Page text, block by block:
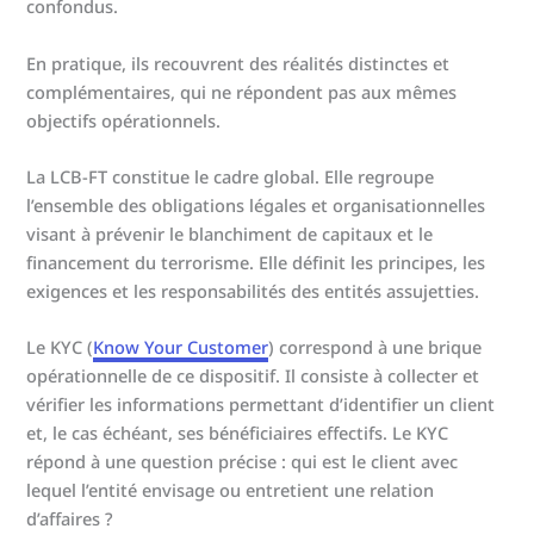
confondus.
En pratique, ils recouvrent des réalités distinctes et
complémentaires, qui ne répondent pas aux mêmes
objectifs opérationnels.
La LCB-FT constitue le cadre global. Elle regroupe
l’ensemble des obligations légales et organisationnelles
visant à prévenir le blanchiment de capitaux et le
financement du terrorisme. Elle définit les principes, les
exigences et les responsabilités des entités assujetties.
Le KYC (Know Your Customer) correspond à une brique
opérationnelle de ce dispositif. Il consiste à collecter et
vérifier les informations permettant d’identifier un client
et, le cas échéant, ses bénéficiaires effectifs. Le KYC
répond à une question précise : qui est le client avec
lequel l’entité envisage ou entretient une relation
d’affaires ?